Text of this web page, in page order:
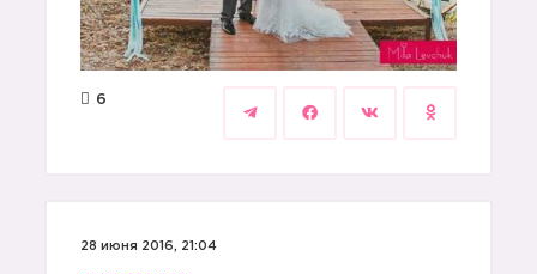
6
28 июня 2016, 21:04